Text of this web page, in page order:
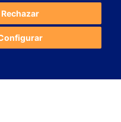
Rechazar